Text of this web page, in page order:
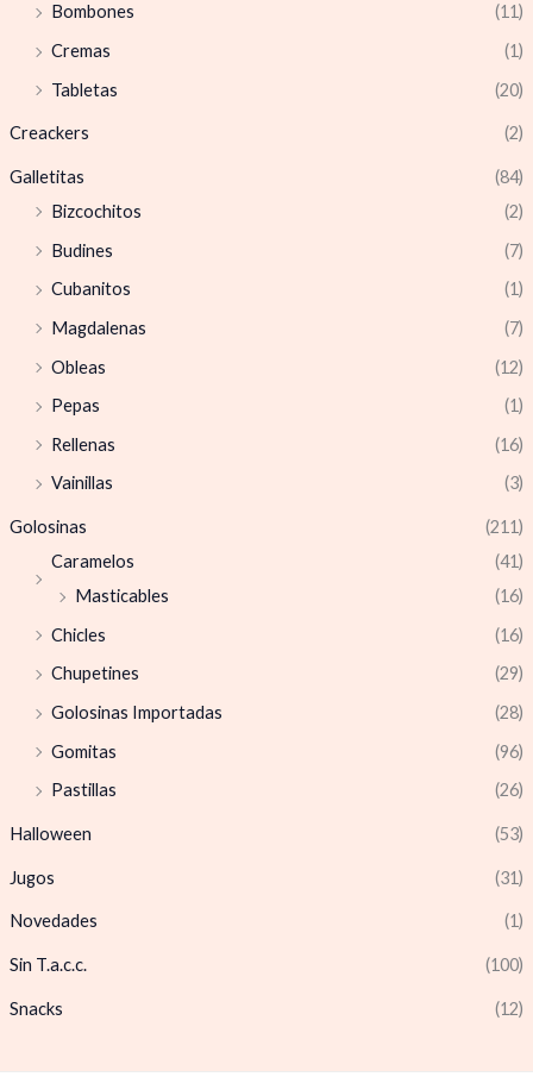
Bombones
(11)
Cremas
(1)
Tabletas
(20)
Creackers (2)
Galletitas
(84)
Bizcochitos
(2)
Budines
(7)
Cubanitos
(1)
Magdalenas
(7)
Obleas
(12)
Pepas
(1)
Rellenas
(16)
Vainillas
(3)
Golosinas
(211)
Caramelos
(41)
Masticables
(16)
Chicles
(16)
Chupetines
(29)
Golosinas Importadas
(28)
Gomitas
(96)
Pastillas
(26)
Halloween (53)
Jugos (31)
Novedades (1)
Sin T.a.c.c. (100)
Snacks (12)